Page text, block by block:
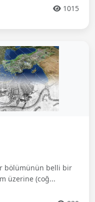
1015
bölümünün belli bir
üzerine (coğ...